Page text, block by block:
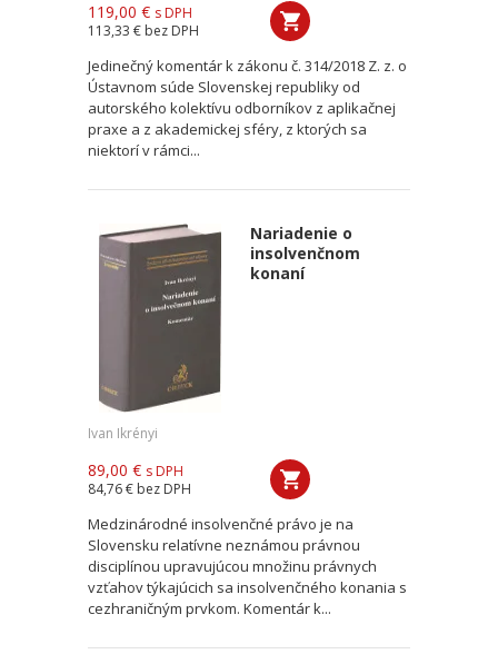
119,00 € s DPH
113,33 € bez DPH
Jedinečný komentár k zákonu č. 314/2018 Z. z. o
Ústavnom súde Slovenskej republiky od
autorského kolektívu odborníkov z aplikačnej
praxe a z akademickej sféry, z ktorých sa
niektorí v rámci...
Nariadenie o
insolvenčnom
konaní
Ivan Ikrényi
89,00 € s DPH
84,76 € bez DPH
Medzinárodné insolvenčné právo je na
Slovensku relatívne neznámou právnou
disciplínou upravujúcou množinu právnych
vzťahov týkajúcich sa insolvenčného konania s
cezhraničným prvkom. Komentár k...